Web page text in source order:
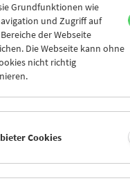
12,00
der Viennale
Filmmuseums
Transgressive Comedies
2009 eine
"The Unquiet
Comedies from the
der Viennale.
Grundfunktionen wie
und Zugriff auf
der Webseite
Die Webseite kann ohne
nicht richtig
Cookies